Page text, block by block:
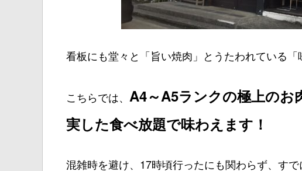
看板にも堂々と「旨い焼肉」とうたわれている「
こちらでは、 A4～A5ランクの極上の
実した食べ放題で味わえます！
混雑時を避け、17時頃行ったにも関わらず、す